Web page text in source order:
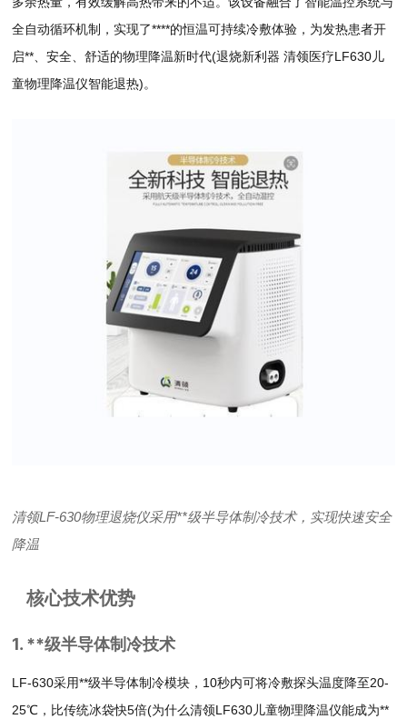
全自动循环机制，实现了****的恒温可持续冷敷体验，为发热患者开
启**、安全、舒适的物理降温新时代(退烧新利器 清领医疗LF630儿
童物理降温仪智能退热)。
清领LF-630物理退烧仪采用**级半导体制冷技术，实现快速安全
降温
核心技术优势
1. **级半导体制冷技术
LF-630采用**级半导体制冷模块，10秒内可将冷敷探头温度降至20-
25℃，比传统冰袋快5倍(为什么清领LF630儿童物理降温仪能成为**